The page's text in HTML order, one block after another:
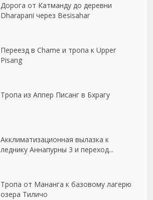
Дорога от Катманду до деревни
Dharapani через Besisahar
Переезд в Chame и тропа к Upper
Pisang
Тропа из Аппер Писанг в Бхрагу
Акклиматизационная вылазка к
леднику Аннапурны 3 и переход...
Тропа от Мананга к базовому лагерю
озера Тиличо